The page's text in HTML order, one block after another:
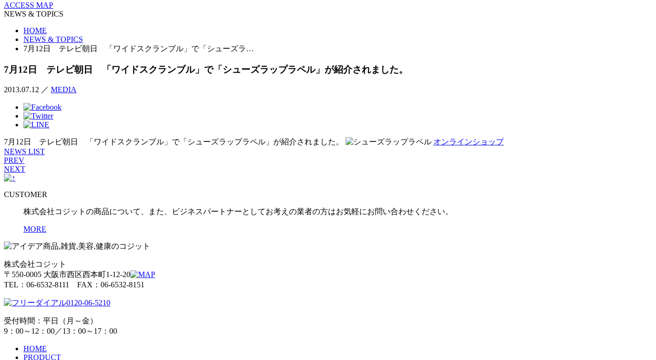
ACCESS MAP
NEWS & TOPICS
HOME
NEWS & TOPICS
7月12日 テレビ朝日 「ワイドスクランブル」で「シューズラ…
7月12日 テレビ朝日 「ワイドスクランブル」で「シューズラップラペル」が紹介されました。
2013.07.12 ／ MEDIA
7月12日 テレビ朝日 「ワイドスクランブル」で「シューズラップラペル」が紹介されました。
オンラインショップ
NEWS LIST
PREV
NEXT
CUSTOMER
株式会社コジットの商品について、また、ビジネスパートナーとしてお考えの業者の方はお気軽にお問い合わせください。
MORE
株式会社コジット
〒550-0005 大阪市西区西本町1-12-20
TEL：06-6532-8111 FAX：06-6532-8151
0120-06-5210
受付時間：平日（月～金）
9：00～12：00／13：00～17：00
HOME
PRODUCT